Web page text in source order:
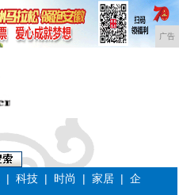
广告
|科技 | 时尚 |家居 |企